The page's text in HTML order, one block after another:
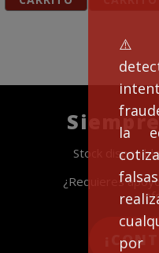
la
Stock
¿Requieres